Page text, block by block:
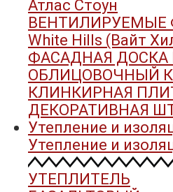
Атлас Стоун
ВЕНТИЛИРУЕМЫЕ
White Hills (Вайт
ФАСАДНАЯ ДОСКА
ОБЛИЦОВОЧНЫЙ
КЛИНКИРНАЯ
ДЕКОРАТИВНАЯ
Утепление и
Утепление и
УТЕПЛИТЕЛЬ